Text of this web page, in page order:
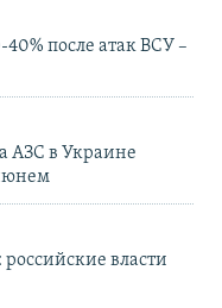
после атак ВСУ –
АЗС в Украине
власти